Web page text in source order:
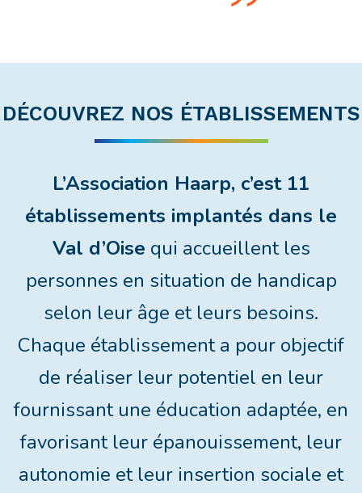
DÉCOUVREZ NOS ÉTABLISSEMENTS
L’Association Haarp, c’est 11
établissements implantés dans le
Val d’Oise qui accueillent les
personnes en situation de handicap
selon leur âge et leurs besoins.
Chaque établissement a pour objectif
de réaliser leur potentiel en leur
fournissant une éducation adaptée, en
favorisant leur épanouissement, leur
autonomie et leur insertion sociale et